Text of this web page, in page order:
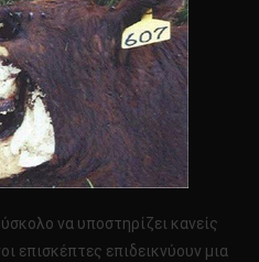
να υποστηρίζει κανείς
επισκέπτες επιδεικνύουν μια